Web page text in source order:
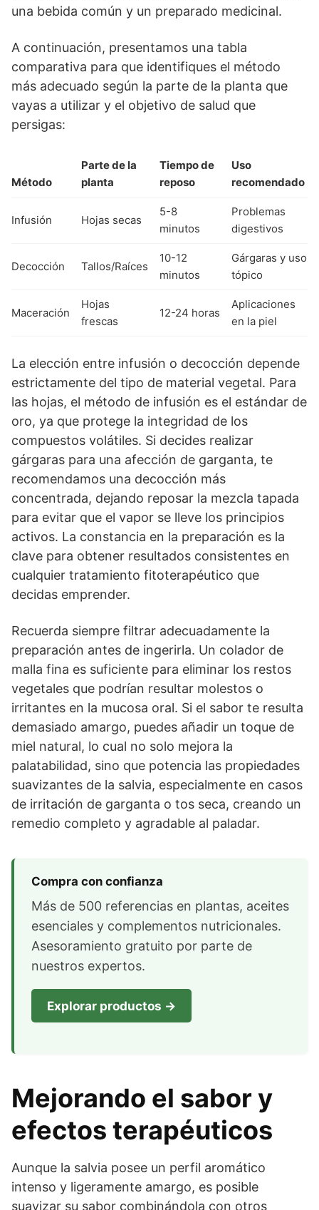
una bebida común y un preparado medicinal.
A continuación, presentamos una tabla
comparativa para que identifiques el método
más adecuado según la parte de la planta que
vayas a utilizar y el objetivo de salud que
persigas:
Método
Parte de la
planta
Tiempo de
reposo
Uso
recomendado
Infusión Hojas secas
5-8
minutos
Problemas
digestivos
Decocción Tallos/Raíces
10-12
minutos
Gárgaras y uso
tópico
Maceración
Hojas
frescas
12-24 horas
Aplicaciones
en la piel
La elección entre infusión o decocción depende
estrictamente del tipo de material vegetal. Para
las hojas, el método de infusión es el estándar de
oro, ya que protege la integridad de los
compuestos volátiles. Si decides realizar
gárgaras para una afección de garganta, te
recomendamos una decocción más
concentrada, dejando reposar la mezcla tapada
para evitar que el vapor se lleve los principios
activos. La constancia en la preparación es la
clave para obtener resultados consistentes en
cualquier tratamiento fitoterapéutico que
decidas emprender.
Recuerda siempre filtrar adecuadamente la
preparación antes de ingerirla. Un colador de
malla fina es suficiente para eliminar los restos
vegetales que podrían resultar molestos o
irritantes en la mucosa oral. Si el sabor te resulta
demasiado amargo, puedes añadir un toque de
miel natural, lo cual no solo mejora la
palatabilidad, sino que potencia las propiedades
suavizantes de la salvia, especialmente en casos
de irritación de garganta o tos seca, creando un
remedio completo y agradable al paladar.
Compra con confianza
Más de 500 referencias en plantas, aceites
esenciales y complementos nutricionales.
Asesoramiento gratuito por parte de
nuestros expertos.
Explorar productos →
Mejorando el sabor y
efectos terapéuticos
Aunque la salvia posee un perfil aromático
intenso y ligeramente amargo, es posible
suavizar su sabor combinándola con otros